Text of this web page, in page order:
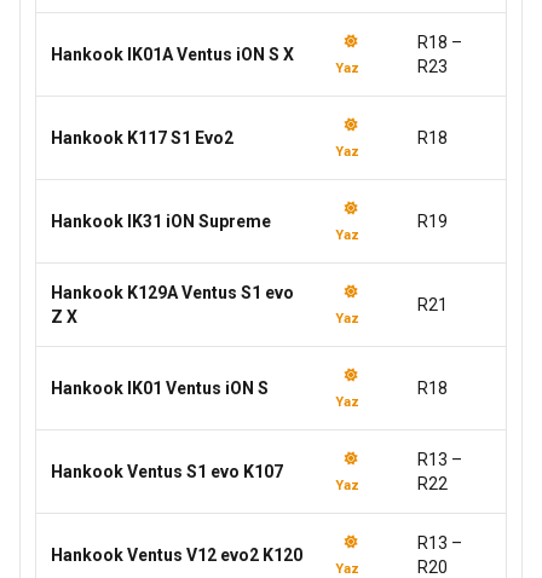
Hankook IK01A Ventus iON S X
Yaz
R18 –
R23
Hankook K117 S1 Evo2
Yaz
R18
Hankook IK31 iON Supreme
Yaz
R19
Hankook K129A Ventus S1 evo
Z X
Yaz
R21
Hankook IK01 Ventus iON S
Yaz
R18
Hankook Ventus S1 evo K107
Yaz
R13 –
R22
Hankook Ventus V12 evo2 K120
Yaz
R13 –
R20